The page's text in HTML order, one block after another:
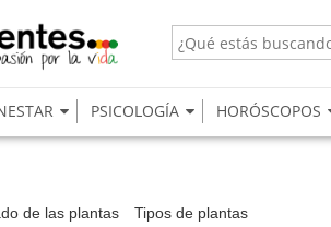
PSICOLOGÍA HORÓSCOPOS
de las plantas Tipos de plantas